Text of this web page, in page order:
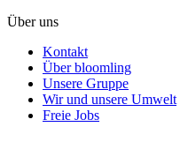
Über uns
Kontakt
Über bloomling
Unsere Gruppe
Wir und unsere Umwelt
Freie Jobs